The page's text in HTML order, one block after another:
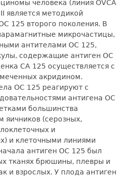
человека (линия OVCA
является методикой
125 второго поколения. В
микрочастицы,
антителами ОС 125,
содержащие антиген ОС
СА 125 осуществляется с
акридином.
ОС 125 реагируют с
антигена ОС
большинства
яичников (серозных,
и
и клеточными линиями
антиген ОС 125 был
тканях брюшины, плевры и
и взрослых. У плода антиген